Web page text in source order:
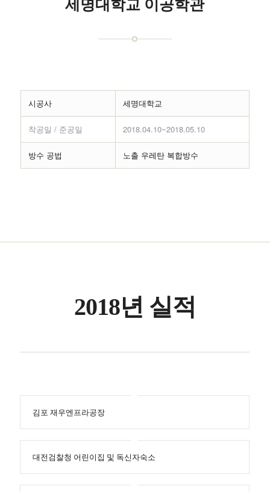
세명대학교 이공학관
시공사 세명대학교
착공일 / 준공일 2018.04.10~2018.05.10
방수 공법 노출 우레탄 복합방수
2018년 실적
김포 재우엔프라공장
대전검찰청 어린이집 및 독신자숙소